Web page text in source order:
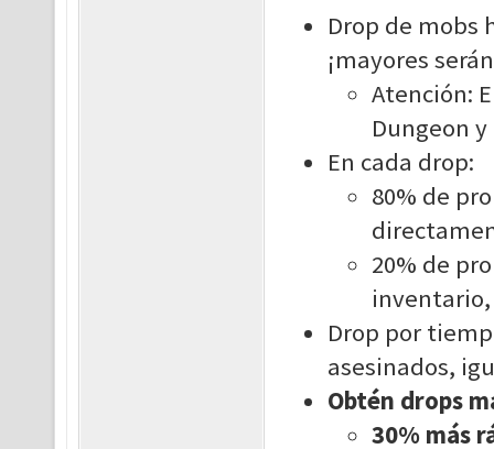
Drop de mobs
¡mayores
Atención:
Dungeon
En cada drop:
80% de
20% de
inventario,
Drop por
asesinados,
Obtén drops
30% más